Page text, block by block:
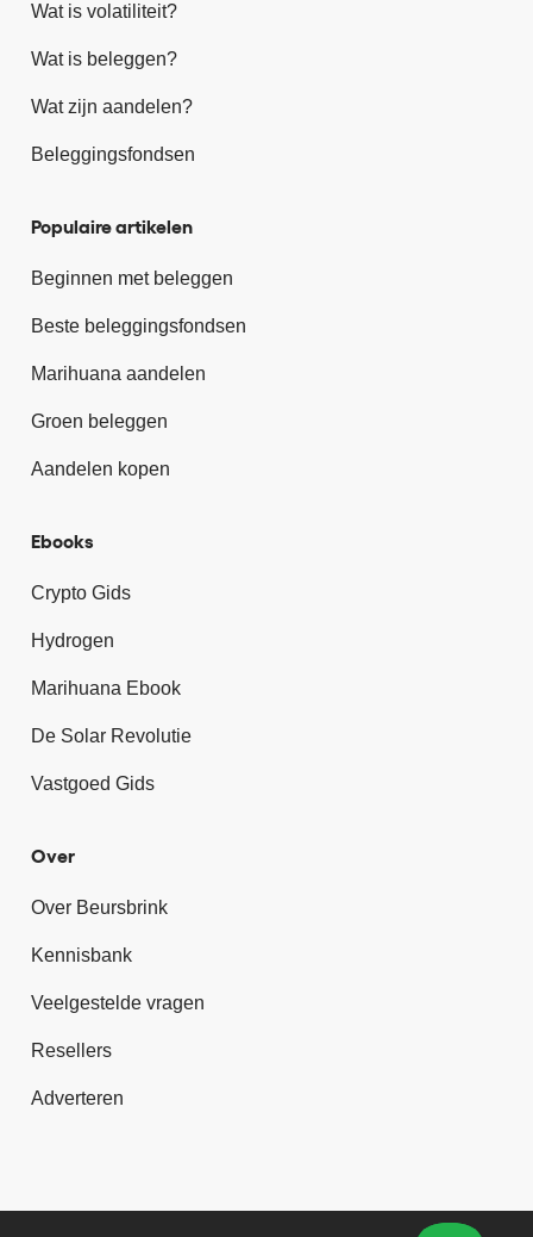
Wat is volatiliteit?
Wat is beleggen?
Wat zijn aandelen?
Beleggingsfondsen
Populaire artikelen
Beginnen met beleggen
Beste beleggingsfondsen
Marihuana aandelen
Groen beleggen
Aandelen kopen
Ebooks
Crypto Gids
Hydrogen
Marihuana Ebook
De Solar Revolutie
Vastgoed Gids
Over
Over Beursbrink
Kennisbank
Veelgestelde vragen
Resellers
Adverteren